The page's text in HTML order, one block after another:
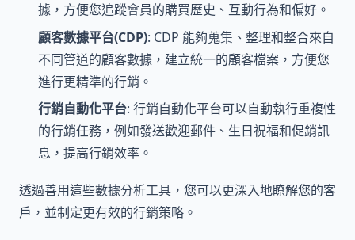
據，方便您追蹤會員的購買歷史、互動行為和偏好。
顧客數據平台(CDP): CDP 能夠蒐集、整理和整合來自
不同管道的顧客數據，建立統一的顧客檔案，方便您
進行更精準的行銷。
行銷自動化平台: 行銷自動化平台可以自動執行重複性
的行銷任務，例如發送歡迎郵件、生日祝福和促銷訊
息，提高行銷效率。
透過善用這些數據分析工具，您可以更深入地瞭解您的客
戶，並制定更有效的行銷策略。